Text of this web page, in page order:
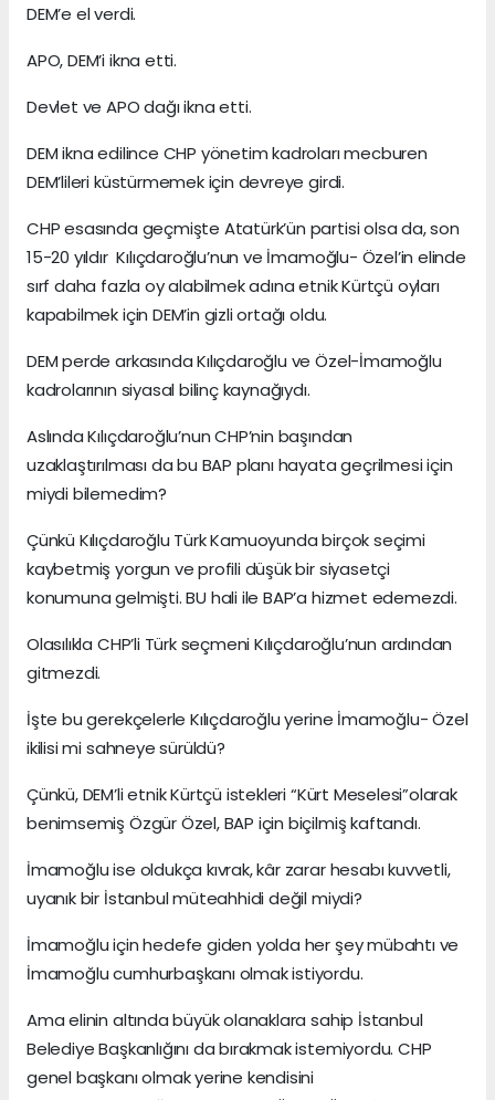
DEM’e el verdi.
APO, DEM’i ikna etti.
Devlet ve APO dağı ikna etti.
DEM ikna edilince CHP yönetim kadroları mecburen
DEM’lileri küstürmemek için devreye girdi.
CHP esasında geçmişte Atatürk’ün partisi olsa da, son
15-20 yıldır Kılıçdaroğlu’nun ve İmamoğlu- Özel’in elinde
sırf daha fazla oy alabilmek adına etnik Kürtçü oyları
kapabilmek için DEM’in gizli ortağı oldu.
DEM perde arkasında Kılıçdaroğlu ve Özel-İmamoğlu
kadrolarının siyasal bilinç kaynağıydı.
Aslında Kılıçdaroğlu’nun CHP’nin başından
uzaklaştırılması da bu BAP planı hayata geçrilmesi için
miydi bilemedim?
Çünkü Kılıçdaroğlu Türk Kamuoyunda birçok seçimi
kaybetmiş yorgun ve profili düşük bir siyasetçi
konumuna gelmişti. BU hali ile BAP’a hizmet edemezdi.
Olasılıkla CHP’li Türk seçmeni Kılıçdaroğlu’nun ardından
gitmezdi.
İşte bu gerekçelerle Kılıçdaroğlu yerine İmamoğlu- Özel
ikilisi mi sahneye sürüldü?
Çünkü, DEM’li etnik Kürtçü istekleri “Kürt Meselesi”olarak
benimsemiş Özgür Özel, BAP için biçilmiş kaftandı.
İmamoğlu ise oldukça kıvrak, kâr zarar hesabı kuvvetli,
uyanık bir İstanbul müteahhidi değil miydi?
İmamoğlu için hedefe giden yolda her şey mübahtı ve
İmamoğlu cumhurbaşkanı olmak istiyordu.
Ama elinin altında büyük olanaklara sahip İstanbul
Belediye Başkanlığını da bırakmak istemiyordu. CHP
genel başkanı olmak yerine kendisini